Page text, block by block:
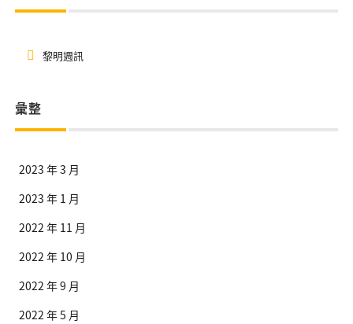
黎明週訊
彙整
2023 年 3 月
2023 年 1 月
2022 年 11 月
2022 年 10 月
2022 年 9 月
2022 年 5 月